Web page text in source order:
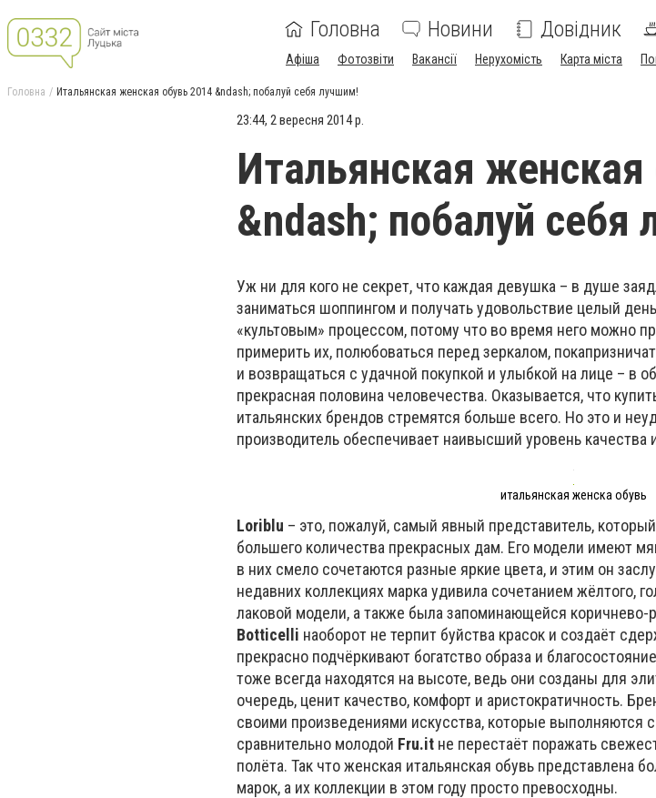
Головна Новини Довідник
Афіша Фотозвіти Вакансії Нерухомість Карта міста
Головна Итальянская женская обувь 2014 &ndash; побалуй себя лучшим!
23:44, 2 вересня 2014 р.
Итальянская женская
&ndash; побалуй себя
Уж ни для кого не секрет, что каждая девушка – в душе
заниматься шоппингом и получать удовольствие целый
«культовым» процессом, потому что во время него можно
примерить их, полюбоваться перед зеркалом,
и возвращаться с удачной покупкой и улыбкой на лице – в
прекрасная половина человечества. Оказывается, что
итальянских брендов стремятся больше всего. Но это и
производитель обеспечивает наивысший уровень качества
итальянская женска обувь
Loriblu – это, пожалуй, самый явный представитель,
большего количества прекрасных дам. Его модели имеют
в них смело сочетаются разные яркие цвета, и этим он
недавних коллекциях марка удивила сочетанием жёлтого,
лаковой модели, а также была запоминающейся коричнево-
Botticelli наоборот не терпит буйства красок и создаёт
прекрасно подчёркивают богатство образа и
тоже всегда находятся на высоте, ведь они созданы для
очередь, ценит качество, комфорт и аристократичность.
своими произведениями искусства, которые выполняются
сравнительно молодой Fru.it не перестаёт поражать
полёта. Так что женская итальянская обувь представлена
марок, а их коллекции в этом году просто превосходны.